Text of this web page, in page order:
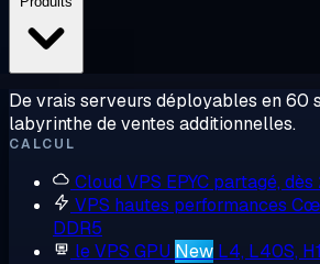
De vrais serveurs déployables en 60
labyrinthe de ventes additionnelles.
CALCUL
Cloud VPS EPYC partagé,
VPS hautes performances
DDR5
le VPS GPU New L4, L40S,